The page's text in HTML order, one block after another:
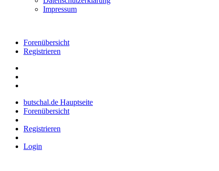
Impressum
Forenübersicht
Registrieren
butschal.de Hauptseite
Forenübersicht
Registrieren
Login